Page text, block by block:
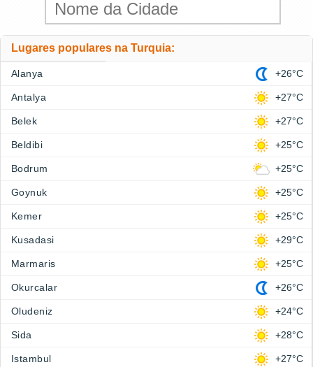
Lugares populares na Turquia:
Alanya +26°C
Antalya +27°C
Belek +27°C
Beldibi +25°C
Bodrum +25°C
Goynuk +25°C
Kemer +25°C
Kusadasi +29°C
Marmaris +25°C
Okurcalar +26°C
Oludeniz +24°C
Sida +28°C
Istambul +27°C